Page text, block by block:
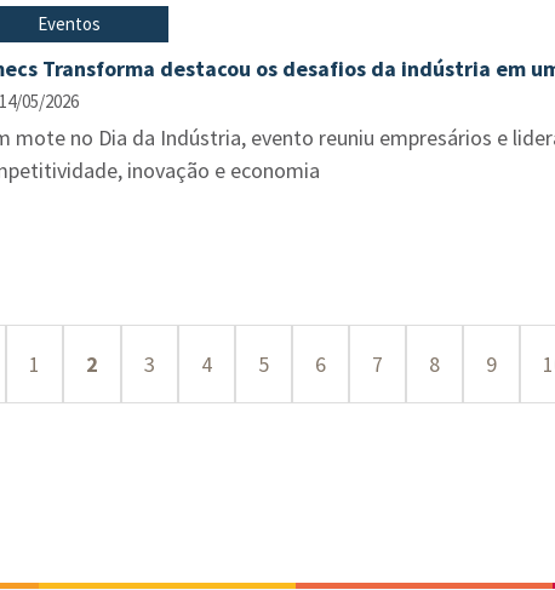
Eventos
Transforma destacou os desafios da indústria em
05/2026
mote no Dia da Indústria, evento reuniu empresários e
inovação e economia
1 2 3 4 5 6 7 8 9